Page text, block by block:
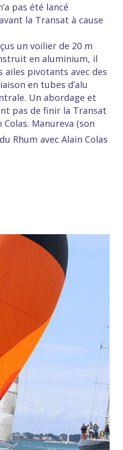
pas été lancé
la Transat à cause
un voilier de 20 m
en aluminium, il
ailes pivotants avec des
en tubes d’alu
Un abordage et
pas de finir la Transat
Manureva (son
Rhum avec Alain Colas